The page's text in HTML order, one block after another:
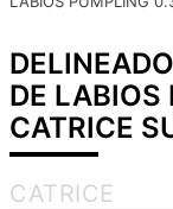
DE
CATRICE
CATRICE